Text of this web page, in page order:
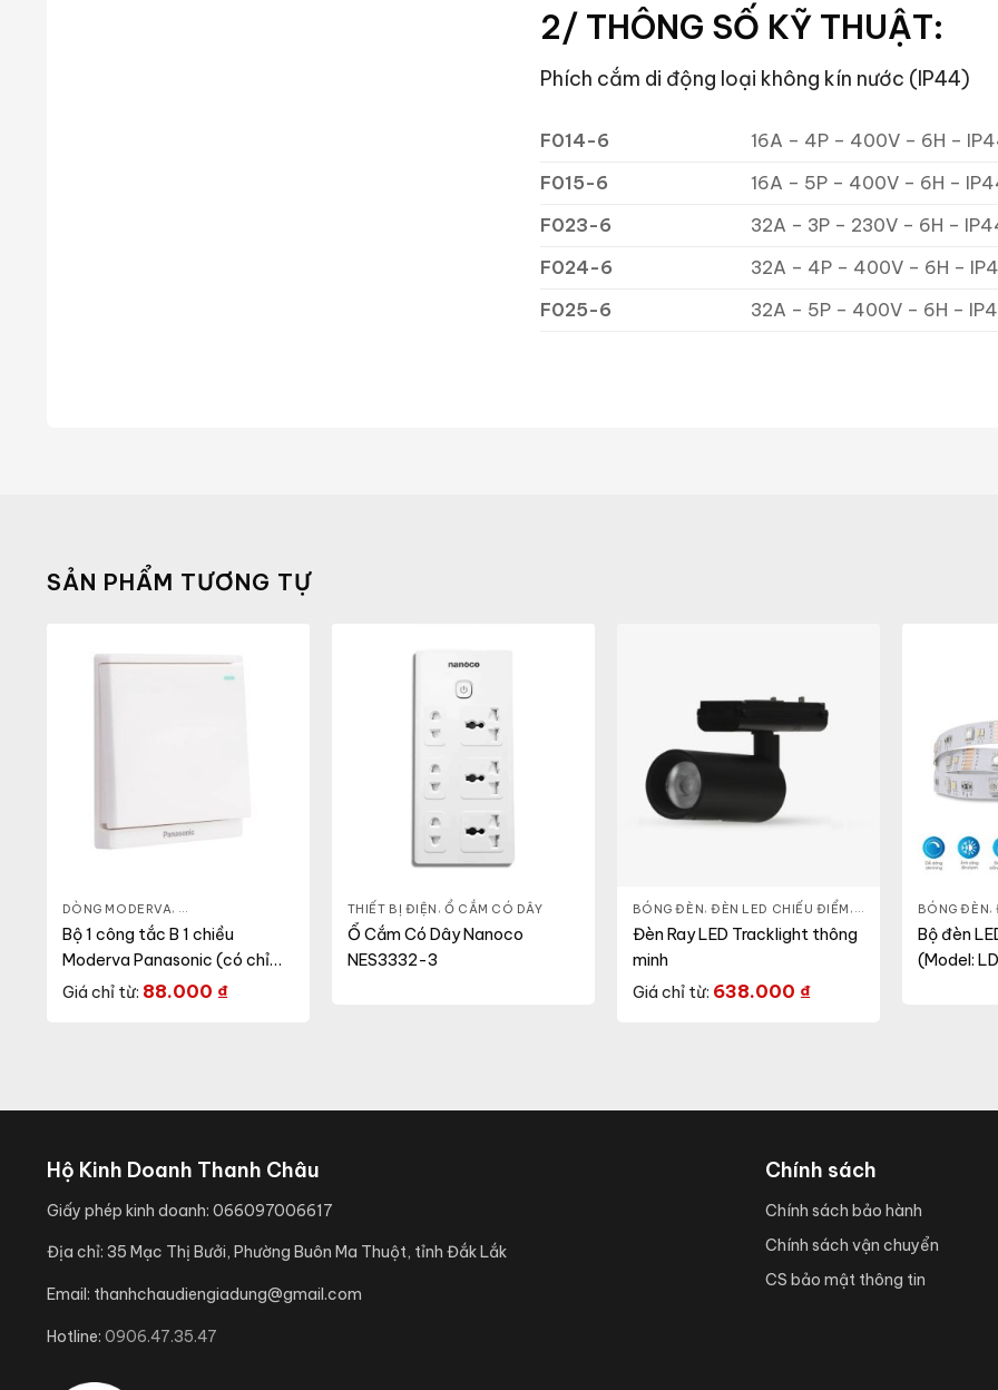
2/ THÔNG SỐ KỸ THUẬT:
Phích cắm di động loại không kín nước (IP44)
F014-6
16A – 4P – 400V – 6H –
F015-6
16A – 5P – 400V – 6H –
F023-6
32A – 3P – 230V – 6H –
F024-6
32A – 4P – 400V – 6H –
F025-6
32A – 5P – 400V – 6H –
SẢN PHẨM TƯƠNG TỰ
DÒNG MODERVA, CÔNG TẮC Ổ CẮM THIẾT BỊ ĐIỆN
Bộ 1 công tắc B 1 chiều
Moderva Panasonic (có chỉ
báo)
Giá chỉ từ: 88.000 ₫
THIẾT BỊ ĐIỆN , Ổ CẮM CÓ DÂY
Ổ Cắm Có Dây Nanoco
NES3332-3
BÓNG ĐÈN,ĐÈN LED CHIẾU ĐIỂM , ĐÈN THÔNG MINH,
Đèn Ray LED Tracklight thông
minh
Giá chỉ từ: 638.000 ₫
BÓNG ĐÈN,
Bộ đèn
(Model:
Hộ Kinh Doanh Thanh Châu
Giấy phép kinh doanh: 066097006617
Địa chỉ: 35 Mạc Thị Bưởi, Phường Buôn Ma Thuột, tỉnh Đắk Lắk
Email: thanhchaudiengiadung@gmail.com
Hotline: 0906.47.35.47
Chính sách
Chính sách bảo hành
Chính sách vận chuyển
CS bảo mật thông tin